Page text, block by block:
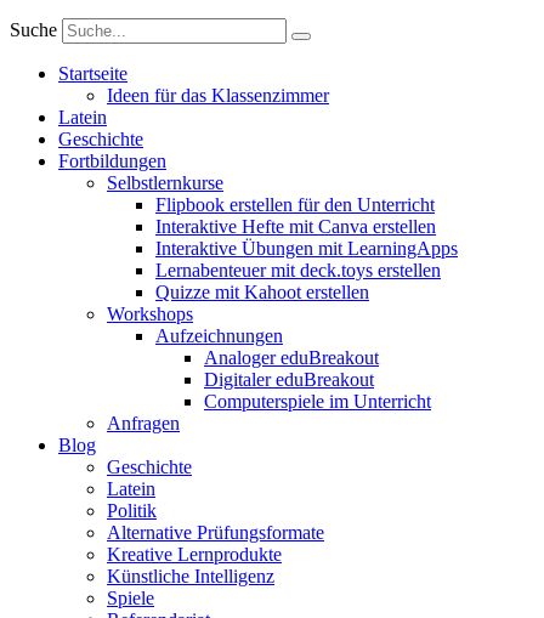
Suche
Startseite
Ideen für das Klassenzimmer
Latein
Geschichte
Fortbildungen
Selbstlernkurse
Flipbook erstellen für den Unterricht
Interaktive Hefte mit Canva erstellen
Interaktive Übungen mit LearningApps
Lernabenteuer mit deck.toys erstellen
Quizze mit Kahoot erstellen
Workshops
Aufzeichnungen
Analoger eduBreakout
Digitaler eduBreakout
Computerspiele im Unterricht
Anfragen
Blog
Geschichte
Latein
Politik
Alternative Prüfungsformate
Kreative Lernprodukte
Künstliche Intelligenz
Spiele